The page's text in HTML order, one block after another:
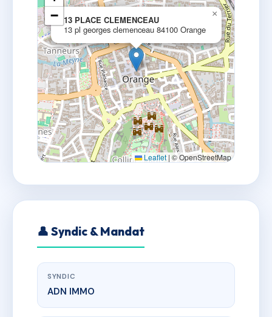
13 PLACE CLEMENCEAU
13 pl georges clemenceau 84100 Orange
×
−
Leaflet | © OpenStreetMap
👤 Syndic & Mandat
SYNDIC
ADN IMMO